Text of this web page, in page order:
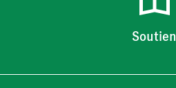
Soutien